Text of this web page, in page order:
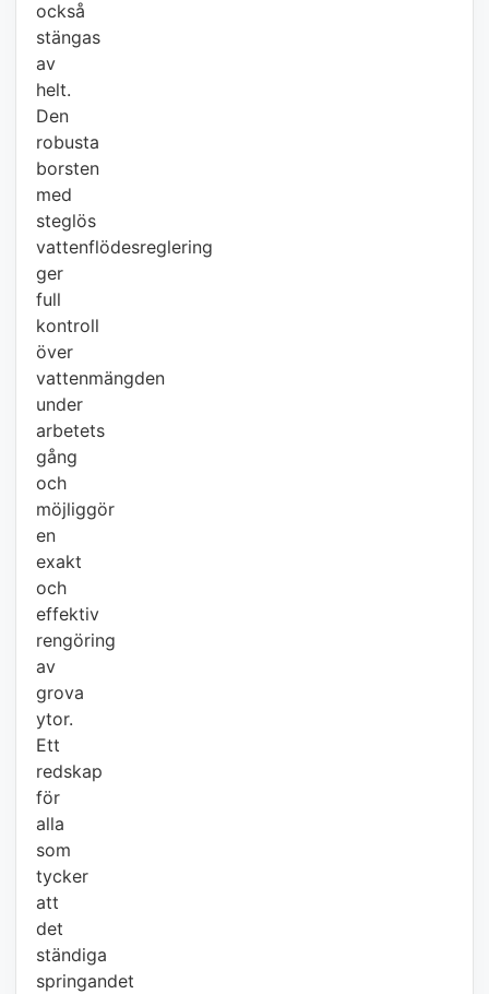
också
stängas
av
helt.
Den
robusta
borsten
med
steglös
vattenflödesreglering
ger
full
kontroll
över
vattenmängden
under
arbetets
gång
och
möjliggör
en
exakt
och
effektiv
rengöring
av
grova
ytor.
Ett
redskap
för
alla
som
tycker
att
det
ständiga
springandet